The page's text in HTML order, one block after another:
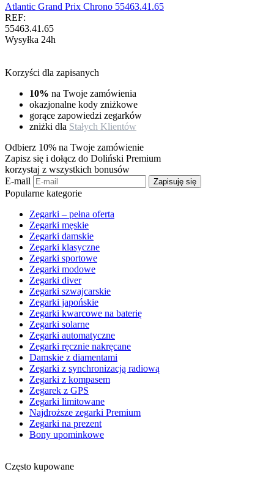
Atlantic Grand Prix Chrono 55463.41.65
REF:
55463.41.65
Wysyłka 24h
Korzyści dla zapisanych
10% na Twoje zamówienia
okazjonalne kody zniżkowe
gorące zapowiedzi zegarków
zniżki dla Stałych Klientów
Odbierz 10% na Twoje zamówienie
Zapisz się i dołącz do Doliński Premium
korzystaj z wszystkich bonusów
E-mail
Zapisuję się
Popularne kategorie
Zegarki – pełna oferta
Zegarki męskie
Zegarki damskie
Zegarki klasyczne
Zegarki sportowe
Zegarki modowe
Zegarki diver
Zegarki szwajcarskie
Zegarki japońskie
Zegarki kwarcowe na baterię
Zegarki solarne
Zegarki automatyczne
Zegarki ręcznie nakręcane
Damskie z diamentami
Zegarki z synchronizacją radiową
Zegarki z kompasem
Zegarek z GPS
Zegarki limitowane
Najdroższe zegarki Premium
Zegarki na prezent
Bony upominkowe
Często kupowane